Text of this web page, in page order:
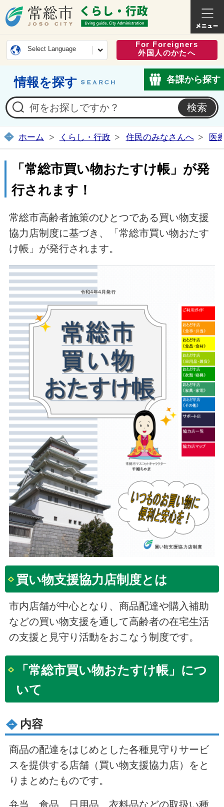
常総市公式ホームページ
くらし
Select Language
For Foreigners
外国人のかたへ
情報を探す 各課から探す
ホーム くらし・行政 住民のみなさんへ 医
「常総市買い物おたすけ帳」が発
行されます！
常総市高齢者施策のひとつである買い物支援
協力店制度に基づき、「常総市買い物おたす
け帳」が発行されます。
買い物支援協力店制度とは
市内店舗が中心となり、商品配達や購入補助
などの買い物支援を通して高齢者の在宅生活
の支援と見守り活動をおこなう制度です。
「常総市買い物おたすけ帳」につ
いて
内容
商品の配達をはじめとした各種見守りサービ
スを提供する店舗（買い物支援協力店）をと
りまとめたものです。
弁当、食品、日用品、衣料品などの取扱い種